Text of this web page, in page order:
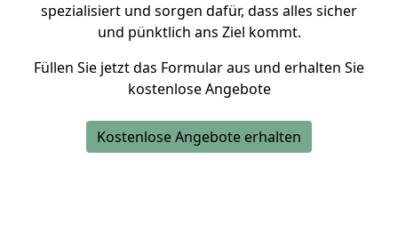
spezialisiert und sorgen dafür, dass alles sicher
und pünktlich ans Ziel kommt.
Füllen Sie jetzt das Formular aus und erhalten Sie
kostenlose Angebote
Kostenlose Angebote erhalten